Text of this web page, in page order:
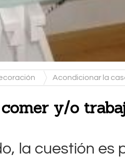
Acondicionar la
y/o
la cuestión es